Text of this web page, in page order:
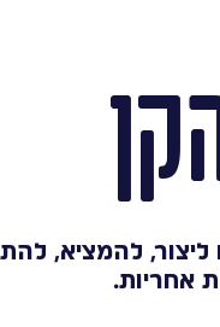
ליצור, להמציא,
אחריות.